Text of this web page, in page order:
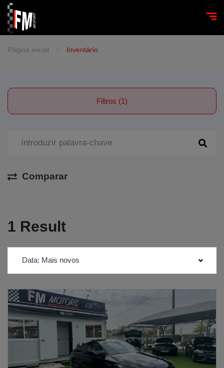
Página inicial Inventário
Filtros (1)
Comparar
1 Result
Data: Mais novos